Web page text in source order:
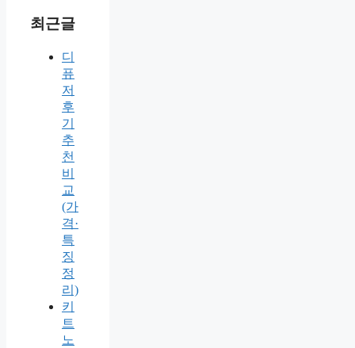
최근글
디
퓨
저
후
기
추
천
비
교
(가
격·
특
징
정
리)
키
트
노